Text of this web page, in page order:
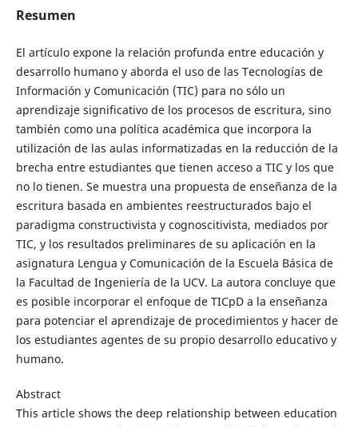
Resumen
El artículo expone la relación profunda entre educación y
desarrollo humano y aborda el uso de las Tecnologías de
Información y Comunicación (TIC) para no sólo un
aprendizaje significativo de los procesos de escritura, sino
también como una política académica que incorpora la
utilización de las aulas informatizadas en la reducción de la
brecha entre estudiantes que tienen acceso a TIC y los que
no lo tienen. Se muestra una propuesta de enseñanza de la
escritura basada en ambientes reestructurados bajo el
paradigma constructivista y cognoscitivista, mediados por
TIC, y los resultados preliminares de su aplicación en la
asignatura Lengua y Comunicación de la Escuela Básica de
la Facultad de Ingeniería de la UCV. La autora concluye que
es posible incorporar el enfoque de TICpD a la enseñanza
para potenciar el aprendizaje de procedimientos y hacer de
los estudiantes agentes de su propio desarrollo educativo y
humano.
Abstract
This article shows the deep relationship between education